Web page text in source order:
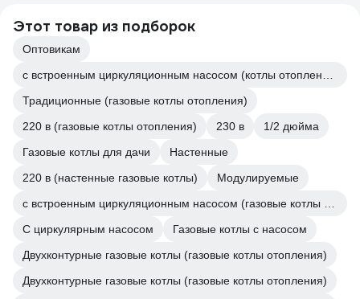
Этот товар из подборок
Оптовикам
Традиционные (газовые котлы отопления)
220 в (газовые котлы отопления)
230 в
1/2 дюйма
Газовые котлы для дачи
Настенные
220 в (настенные газовые котлы)
Модулируемые
С циркулярным насосом
Газовые котлы с насосом
Двухконтурные газовые котлы (газовые котлы отопления)
Двухконтурные газовые котлы (газовые котлы отопления)